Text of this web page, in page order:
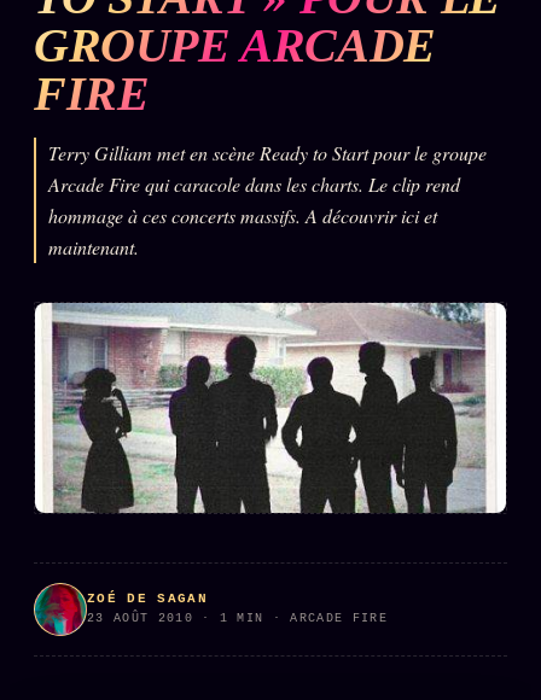
N L'ARCHIVE
✉ INSCRIPTION À LA NEWSLETTER
Rubriques éditoriales 10 088 articles
TOUTES LES RUBRIQUES →
DÉTONATIONS POLITIQUE
RENSEIGNEMENT
BUREAU DE
TENDANCES
MACRONLEAKS SCANDALES
ALT NEWS GOSSIP
PRÉDICTIONS INFOFICTION
GROUPE ARCADE
FIRE
Terry Gilliam met en scène Ready to Start pour le groupe
Arcade Fire qui caracole dans les charts. Le clip rend
hommage à ces concerts massifs. A découvrir ici et
maintenant.
ZOÉ DE SAGAN
23 AOÛT 2010 · 1 MIN · ARCADE FIRE